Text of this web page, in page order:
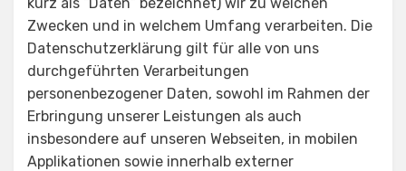
Zwecken und in welchem Umfang verarbeiten. Die
Datenschutzerklärung gilt für alle von uns
durchgeführten Verarbeitungen
personenbezogener Daten, sowohl im Rahmen der
Erbringung unserer Leistungen als auch
insbesondere auf unseren Webseiten, in mobilen
Applikationen sowie innerhalb externer